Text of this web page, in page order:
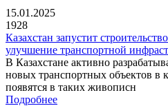
15.01.2025
1928
Казахстан запустит
улучшение транспортной
В Казахстане активно
новых транспортных объектов в
появятся в таких живописн
Подробнее